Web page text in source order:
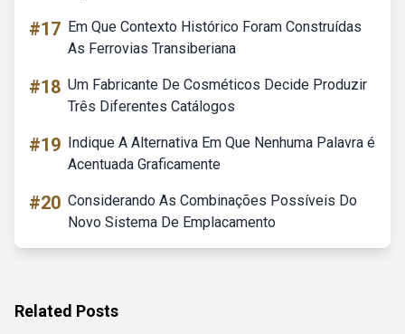
#17 Em Que Contexto Histórico Foram Construídas
As Ferrovias Transiberiana
#18 Um Fabricante De Cosméticos Decide Produzir
Três Diferentes Catálogos
#19 Indique A Alternativa Em Que Nenhuma Palavra é
Acentuada Graficamente
#20 Considerando As Combinações Possíveis Do
Novo Sistema De Emplacamento
Related Posts